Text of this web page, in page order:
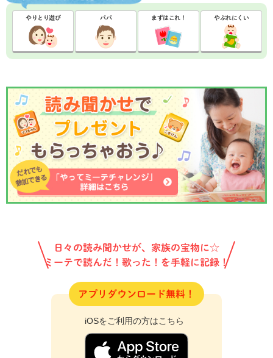
やりとり遊び パパ まずはこれ！ やぶれにくい
日々の読み聞かせが、家族の宝物に☆
ミーテで読んだ！歌った！を手軽に記録！
アプリダウンロード無料！
iOSをご利用の方はこちら